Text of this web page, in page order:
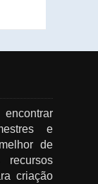
e
de
criação